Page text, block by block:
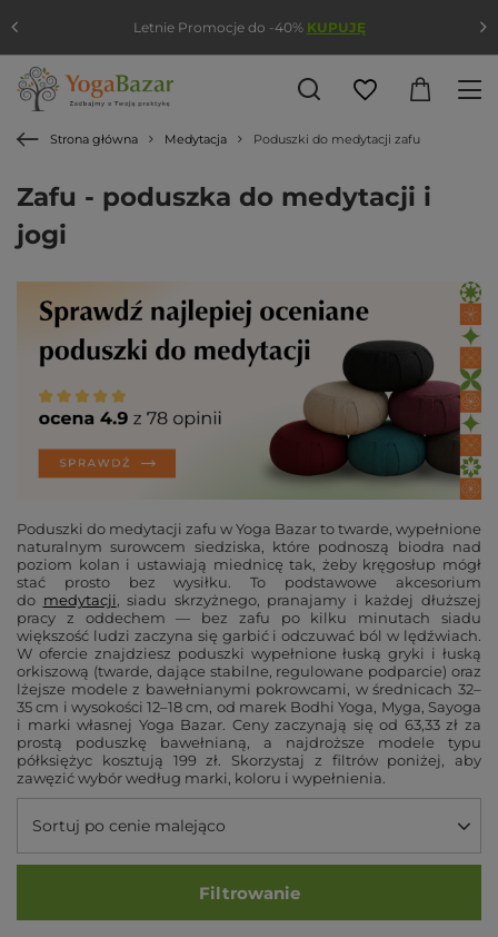
Strona główna Medytacja Poduszki do medytacji zafu
Zafu - poduszka do medytacji i
jogi
Poduszki do medytacji zafu w Yoga Bazar to twarde, wypełnione
naturalnym surowcem siedziska, które podnoszą biodra nad
poziom kolan i ustawiają miednicę tak, żeby kręgosłup mógł
stać prosto bez wysiłku. To podstawowe akcesorium
do medytacji, siadu skrzyżnego, pranajamy i każdej dłuższej
pracy z oddechem — bez zafu po kilku minutach siadu
większość ludzi zaczyna się garbić i odczuwać ból w lędźwiach.
W ofercie znajdziesz poduszki wypełnione łuską gryki i łuską
orkiszową (twarde, dające stabilne, regulowane podparcie) oraz
lżejsze modele z bawełnianymi pokrowcami, w średnicach 32–
35 cm i wysokości 12–18 cm, od marek Bodhi Yoga, Myga, Sayoga
i marki własnej Yoga Bazar. Ceny zaczynają się od 63,33 zł za
prostą poduszkę bawełnianą, a najdroższe modele typu
półksiężyc kosztują 199 zł. Skorzystaj z filtrów poniżej, aby
zawęzić wybór według marki, koloru i wypełnienia.
Sortuj po cenie malejąco
Filtrowanie
Letnie Promocje do -40% KUPUJĘ